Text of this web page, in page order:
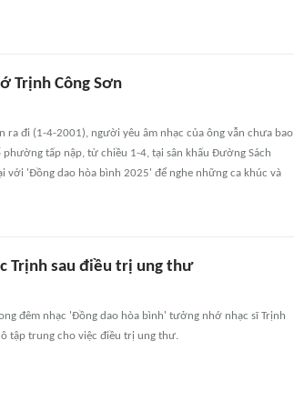
Trịnh Công Sơn
ra đi (1-4-2001), người yêu âm nhạc của ông vẫn chưa bao
tấp nập, từ chiều 1-4, tại sân khấu Đường Sách
với 'Đồng dao hòa bình 2025' để nghe những ca khúc và
Trịnh sau điều trị ung thư
đêm nhạc 'Đồng dao hòa bình' tưởng nhớ nhạc sĩ Trịnh
tập trung cho việc điều trị ung thư.